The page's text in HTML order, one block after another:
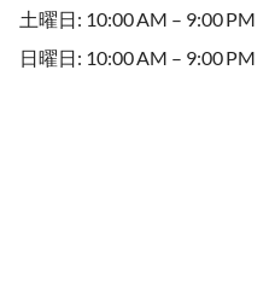
土曜日: 10:00 AM – 9:00 PM
日曜日: 10:00 AM – 9:00 PM